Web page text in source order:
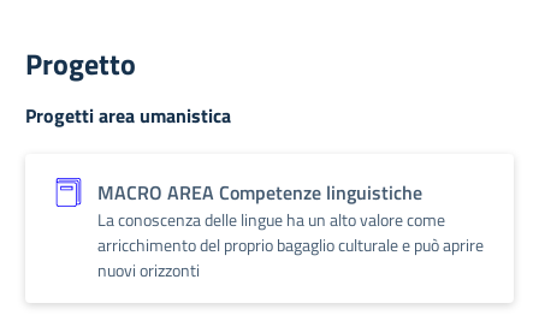
Progetto
Progetti area umanistica
MACRO AREA Competenze linguistiche
La conoscenza delle lingue ha un alto valore come
arricchimento del proprio bagaglio culturale e può aprire
nuovi orizzonti